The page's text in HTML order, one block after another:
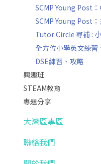
SCMP Young Post
SCMP Young Post
Tutor Circle 尋補 :
全方位小學英文練習
DSE練習、攻略
興趣班
STEAM教育
專題分享
大灣區專區
聯絡我們